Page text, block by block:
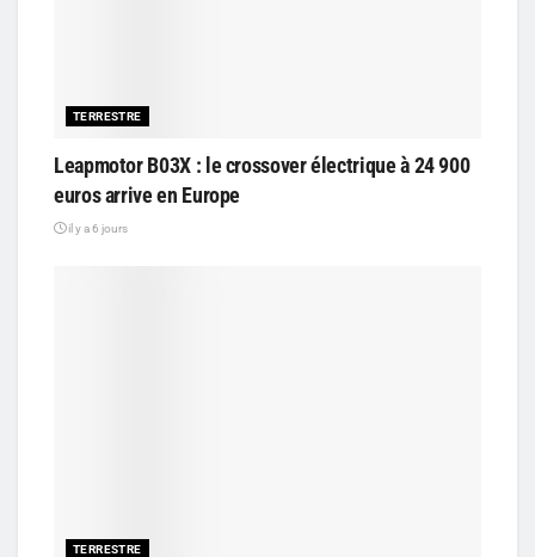
TERRESTRE
Leapmotor B03X : le crossover électrique à 24 900
euros arrive en Europe
il y a 6 jours
TERRESTRE